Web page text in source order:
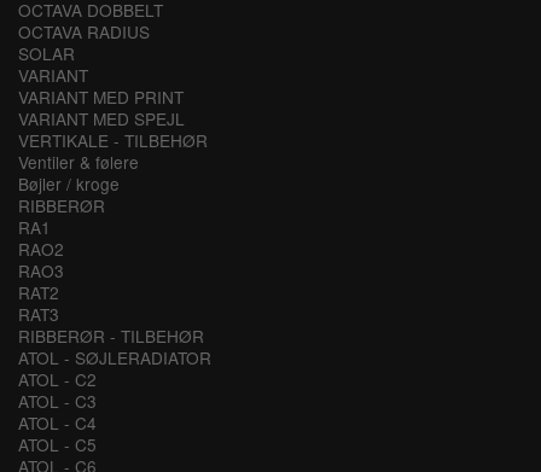
OCTAVA DOBBELT
OCTAVA RADIUS
SOLAR
VARIANT
VARIANT MED PRINT
VARIANT MED SPEJL
VERTIKALE - TILBEHØR
Ventiler & følere
Bøjler / kroge
RIBBERØR
RA1
RAO2
RAO3
RAT2
RAT3
RIBBERØR - TILBEHØR
ATOL - SØJLERADIATOR
ATOL - C2
ATOL - C3
ATOL - C4
ATOL - C5
ATOL - C6